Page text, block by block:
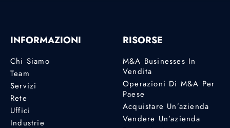
INFORMAZIONI
Chi Siamo
Team
Servizi
Rete
Uffici
Industrie
RISORSE
M&A Businesses In
Vendita
Operazioni Di M&A Per
Paese
Acquistare Un’azienda
Vendere Un’azienda